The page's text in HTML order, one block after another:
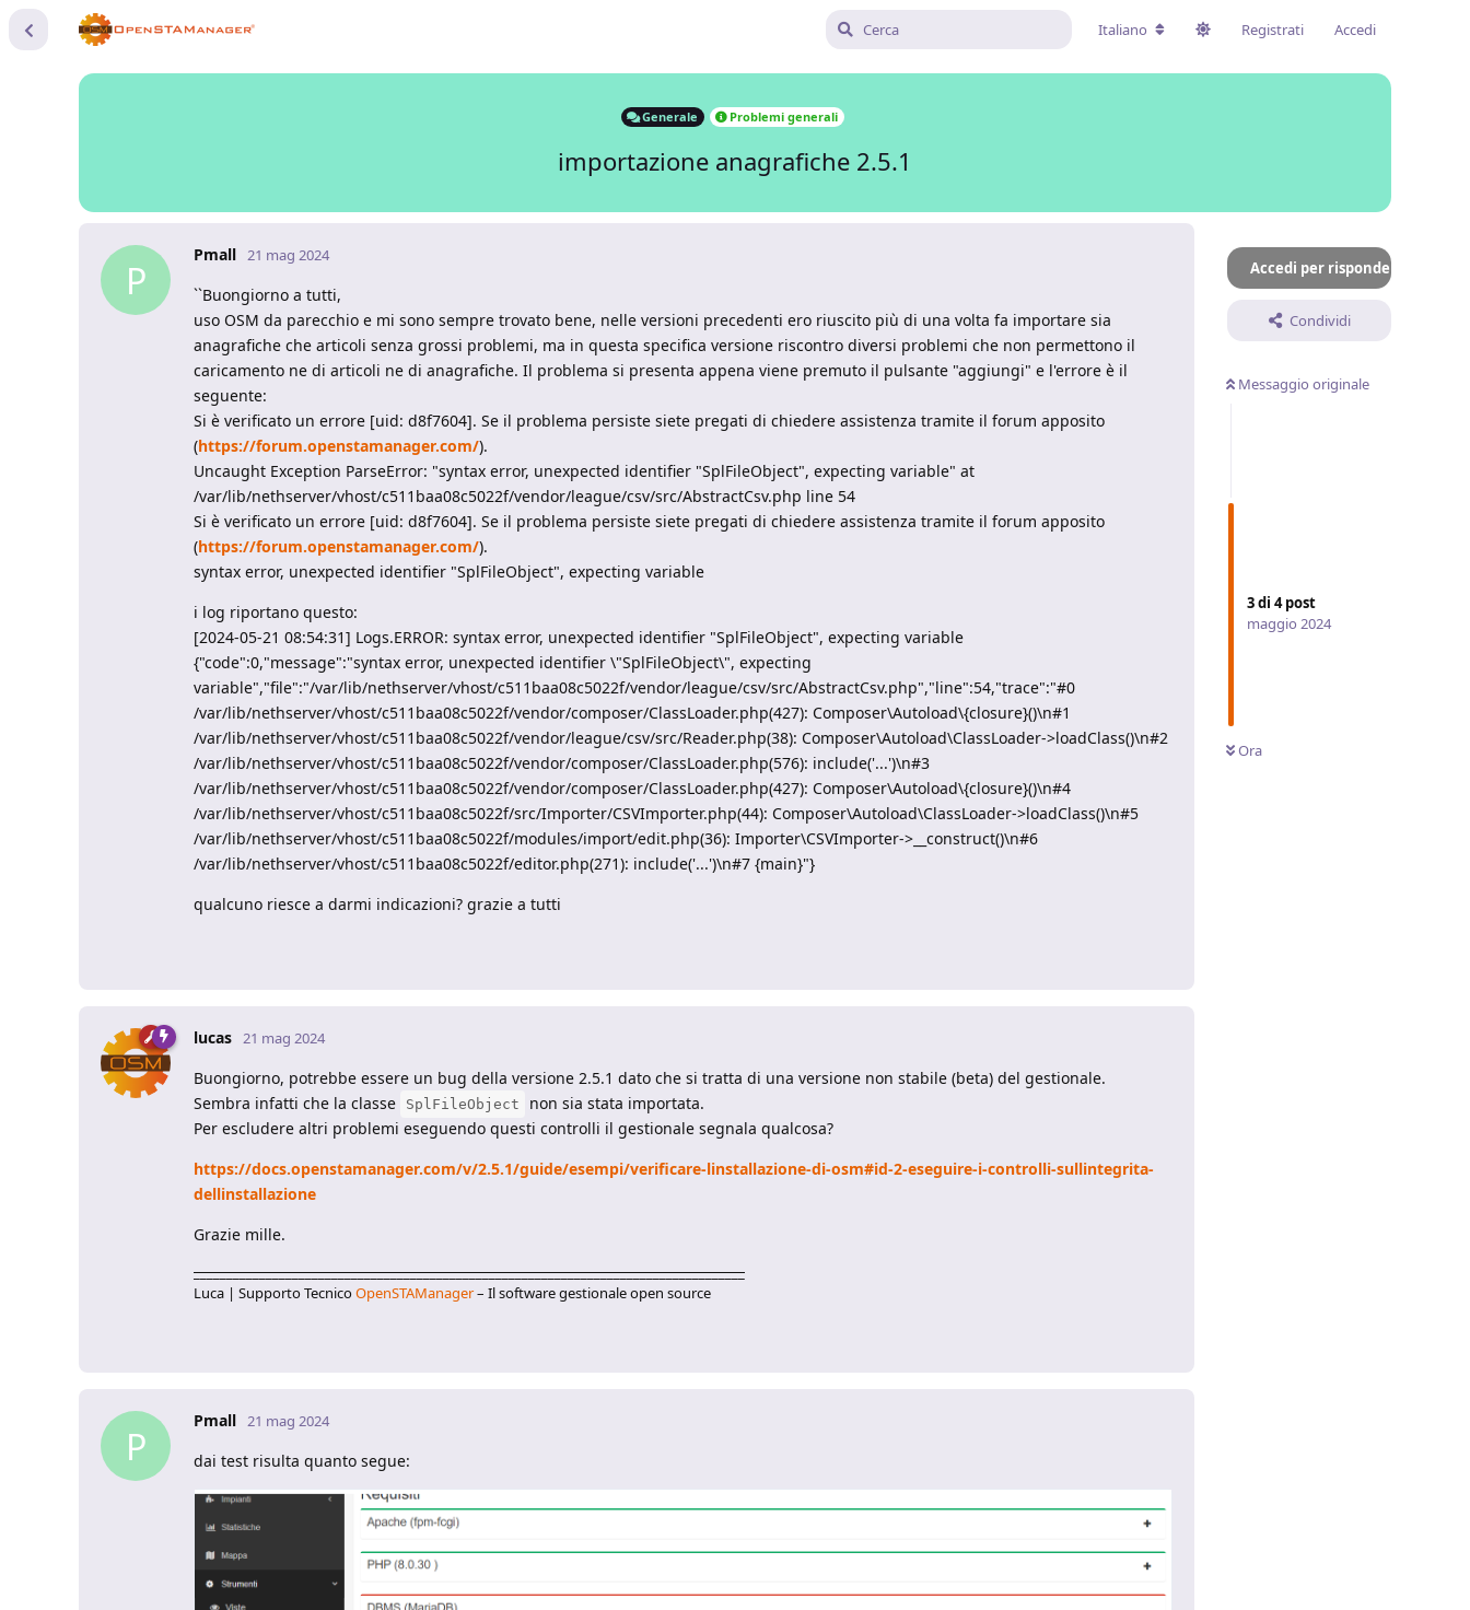
Italiano Registrati Accedi
Generale Problemi generali
importazione anagrafiche 2.5.1
Accedi per rispondere
Condividi
Messaggio originale
3di 4post
maggio 2024
Ora
P
Pmall 21 mag 2024
``Buongiorno a tutti,
uso OSM da parecchio e mi sono sempre trovato bene, nelle versioni precedenti ero riuscito più di una volta fa importare sia
anagrafiche che articoli senza grossi problemi, ma in questa specifica versione riscontro diversi problemi che non permettono il
caricamento ne di articoli ne di anagrafiche. Il problema si presenta appena viene premuto il pulsante "aggiungi" e l'errore è il
seguente:
Si è verificato un errore [uid: d8f7604]. Se il problema persiste siete pregati di chiedere assistenza tramite il forum apposito
(https://forum.openstamanager.com/).
Uncaught Exception ParseError: "syntax error, unexpected identifier "SplFileObject", expecting variable" at
/var/lib/nethserver/vhost/c511baa08c5022f/vendor/league/csv/src/AbstractCsv.php line 54
Si è verificato un errore [uid: d8f7604]. Se il problema persiste siete pregati di chiedere assistenza tramite il forum apposito
(https://forum.openstamanager.com/).
syntax error, unexpected identifier "SplFileObject", expecting variable
i log riportano questo:
[2024-05-21 08:54:31] Logs.ERROR: syntax error, unexpected identifier "SplFileObject", expecting variable
{"code":0,"message":"syntax error, unexpected identifier \"SplFileObject\", expecting
variable","file":"/var/lib/nethserver/vhost/c511baa08c5022f/vendor/league/csv/src/AbstractCsv.php","line":54,"trace":"#0
/var/lib/nethserver/vhost/c511baa08c5022f/vendor/composer/ClassLoader.php(427): Composer\Autoload\{closure}()\n#1
/var/lib/nethserver/vhost/c511baa08c5022f/vendor/league/csv/src/Reader.php(38): Composer\Autoload\ClassLoader->loadClass()\n#2
/var/lib/nethserver/vhost/c511baa08c5022f/vendor/composer/ClassLoader.php(576): include('...')\n#3
/var/lib/nethserver/vhost/c511baa08c5022f/vendor/composer/ClassLoader.php(427): Composer\Autoload\{closure}()\n#4
/var/lib/nethserver/vhost/c511baa08c5022f/src/Importer/CSVImporter.php(44): Composer\Autoload\ClassLoader->loadClass()\n#5
/var/lib/nethserver/vhost/c511baa08c5022f/modules/import/edit.php(36): Importer\CSVImporter->__construct()\n#6
/var/lib/nethserver/vhost/c511baa08c5022f/editor.php(271): include('...')\n#7 {main}"}
qualcuno riesce a darmi indicazioni? grazie a tutti
lucas 21 mag 2024
Buongiorno, potrebbe essere un bug della versione 2.5.1 dato che si tratta di una versione non stabile (beta) del gestionale.
Sembra infatti che la classe
SplFileObject
non sia stata importata.
Per escludere altri problemi eseguendo questi controlli il gestionale segnala qualcosa?
https://docs.openstamanager.com/v/2.5.1/guide/esempi/verificare-linstallazione-di-osm#id-2-eseguire-i-controlli-sullintegrita-
dellinstallazione
Grazie mille.
____________________________________________________________________________________
Luca | Supporto TecnicoOpenSTAManager– Il software gestionale open source
P
Pmall 21 mag 2024
dai test risulta quanto segue: